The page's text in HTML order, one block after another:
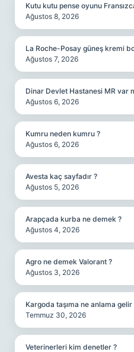
Kutu kutu pense oyunu
Ağustos 8, 2026
La Roche-Posay güneş kremi
Ağustos 7, 2026
Dinar Devlet Hastanesi MR var
Ağustos 6, 2026
Kumru neden kumru ?
Ağustos 6, 2026
Avesta kaç sayfadır ?
Ağustos 5, 2026
Arapçada kurba ne demek ?
Ağustos 4, 2026
Agro ne demek Valorant ?
Ağustos 3, 2026
Kargoda taşıma ne anlama gelir
Temmuz 30, 2026
Veterinerleri kim denetler ?